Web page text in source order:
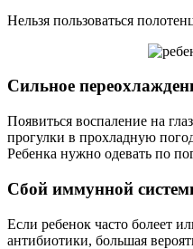
Нельзя пользоваться
Сильное
Появиться воспаление на
прогулки в прохладную
Ребенка нужно одевать по
Сбой иммунной
Если ребенок часто болеет
антибиотики, большая